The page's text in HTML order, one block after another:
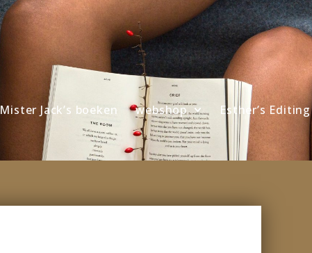
Mister Jack’s boeken webshop Esther’s Editing